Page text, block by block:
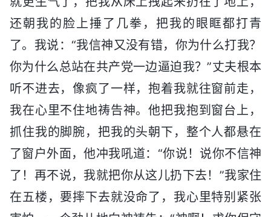
还朝我的脸上捶了几拳，把我的眼眶都打青
了。我说：“我信神又没有错，你为什么打我？
你为什么总站在共产党一边逼迫我？”丈夫根本
听不进去，像疯了一样，抱着我就往窗前走，
我在心里不住地祷告神。他把我抱到窗台上，
抓住我的脚腕，把我的头朝下，整个人都悬在
了窗户外面，他冲我吼道：“你说！说你不信神
了！再不说，我就把你从这儿扔下去！”我家住
在五楼，要摔下去就没命了，我心里特别紧张